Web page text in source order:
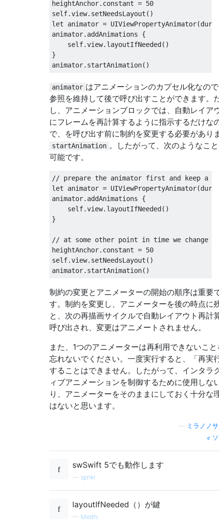
heightAnchor. constant = 50
self.view. setNeedsLayout ()
let animator = UIViewPropertyAnimator(
animator. addAnimations {
    self
.view. layoutIfNeeded()
}
animator. startAnimation()
animator はアニメーションのカプセル化なの
参照を維持して後で呼び出すことができます。
し、アニメーションブロックでは、自動レイア
にフレームを再計算するように指示するだけな
で、を呼び出す前に制約を変更する必要があり
startAnimation 。したがって、次のようなこ
可能です。
// prepare the animator first and keep a
let animator = UIViewPropertyAnimator(
animator. addAnimations {
    self
.view. layoutIfNeeded()
}
// at some other point in time we change
heightAnchor. constant = 50
self.view. setNeedsLayout ()
animator. startAnimation()
制約の変更とアニメーターの開始の順序は重要
す。制約を変更し、アニメーターを後の時点に
と、次の再描画サイクルで自動レイアウト再計
呼び出され、変更はアニメートされません。
また、1つのアニメーターは再利用できないこと
忘れないでください。一度実行すると、「再実
することはできません。したがって、インタラ
ィブアニメーションを制御するために使用しな
り、アニメーターをそのままにしておく十分な
はないと思います。
ミラノノ
swSwift 5でも動作します
spnkr
layoutIfNeeded（）が鍵
— Medhi